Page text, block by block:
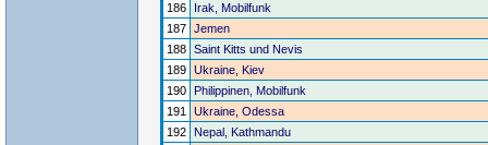
186
Irak, Mobilfunk
187 Jemen
188 Saint Kitts und Nevis
189 Ukraine, Kiev
190
Philippinen, Mobilfunk
191
Ukraine, Odessa
192
Nepal, Kathmandu